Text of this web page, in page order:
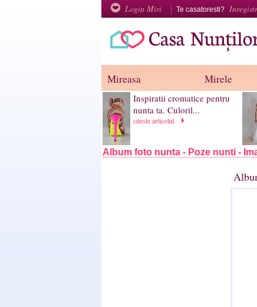
Login Miri Te casatoresti?
Mireasa Mirele
Inspiratii cromatice pentru
nunta ta. Culoril...
citeste articolul
Album foto nunta - Poze nunti -